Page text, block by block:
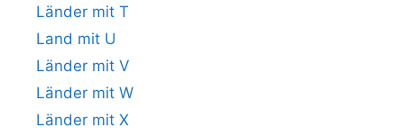
Länder mit T
Land mit U
Länder mit V
Länder mit W
Länder mit X